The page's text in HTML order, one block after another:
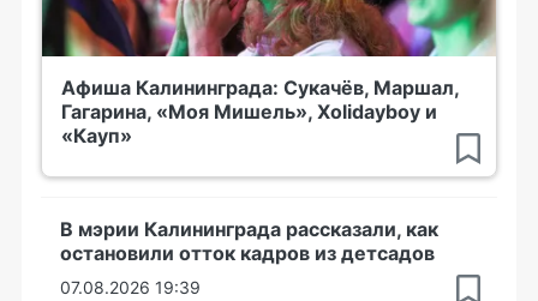
Афиша Калининграда: Сукачёв, Маршал,
Гагарина, «Моя Мишель», Xolidayboy и
«Кауп»
В мэрии Калининграда рассказали, как
остановили отток кадров из детсадов
07.08.2026 19:39